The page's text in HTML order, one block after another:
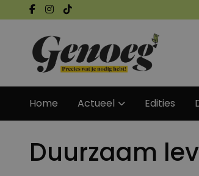
Home Actueel Edities
Duurzaam